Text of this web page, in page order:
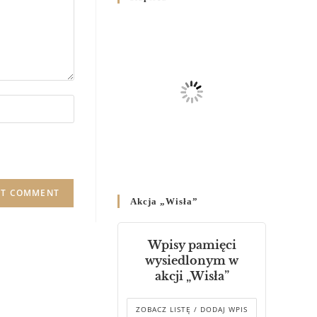
Родин
Справ Молоді та встановленя
складу Катихитичної Комісії
днях 2-12 липня 2024 р.”
Декрет єпископів
Перемисько-Варшавської
Митрополії стосовно
звершування Божественної
літургії
Akcja „Wisła”
Wpisy pamięci
wysiedlonym w
akcji „Wisła”
ZOBACZ LISTĘ / DODAJ WPIS